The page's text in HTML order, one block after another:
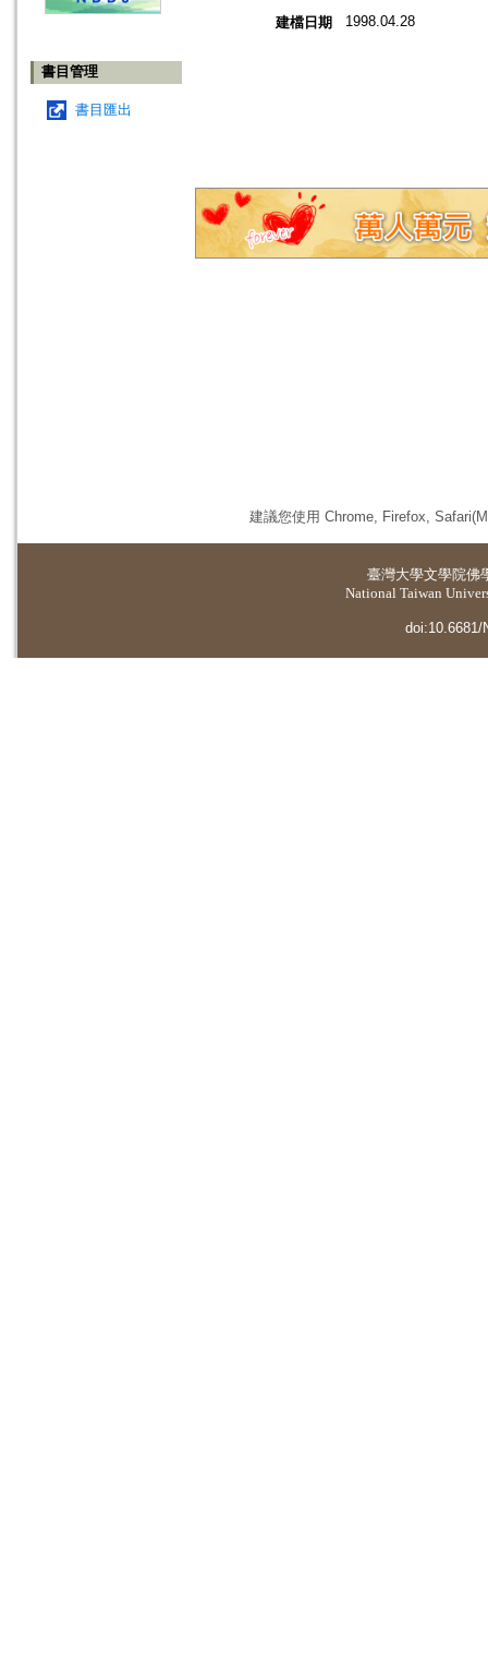
書目管理
書目匯出
建檔日期 1998.04.28
建議您使用 Chrome, Firefox,
臺灣大學文學院佛
National Taiwan
doi:10.6681/